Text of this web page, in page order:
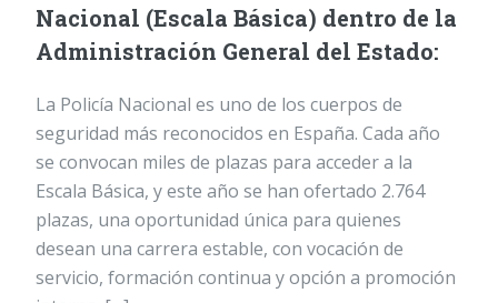
Nacional (Escala Básica) dentro de la
Administración General del Estado:
La Policía Nacional es uno de los cuerpos de
seguridad más reconocidos en España. Cada año
se convocan miles de plazas para acceder a la
Escala Básica, y este año se han ofertado 2.764
plazas, una oportunidad única para quienes
desean una carrera estable, con vocación de
servicio, formación continua y opción a promoción